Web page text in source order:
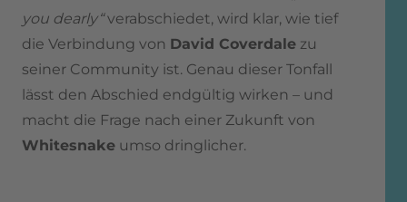
you dearly“verabschiedet, wird klar, wie tief
die Verbindung von David Coverdale zu
seiner Community ist. Genau dieser Tonfall
lässt den Abschied endgültig wirken – und
macht die Frage nach einer Zukunft von
Whitesnake umso dringlicher.